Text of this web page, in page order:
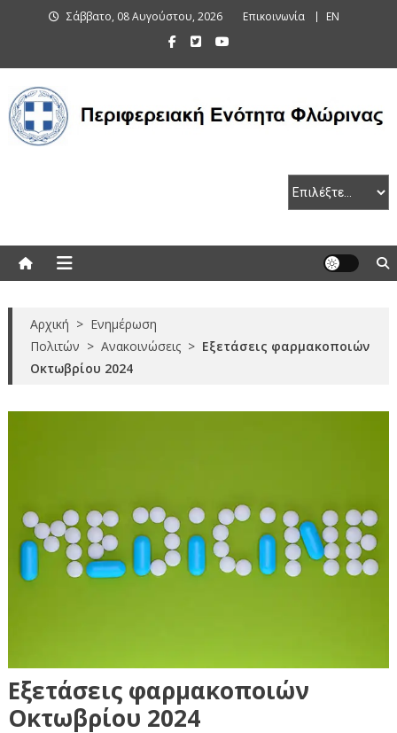
Σάββατο, 08 Αυγούστου, 2026 Επικοινωνία EN
Αρχική > Ενημέρωση
Πολιτών > Ανακοινώσεις > Εξετάσεις φαρμακοποιών
Οκτωβρίου 2024
Εξετάσεις φαρμακοποιών
Οκτωβρίου 2024